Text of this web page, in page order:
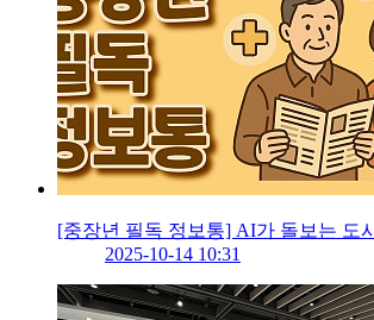
[중장년 필독 정보통] AI가 돌보는 도시
2025-10-14 10:31